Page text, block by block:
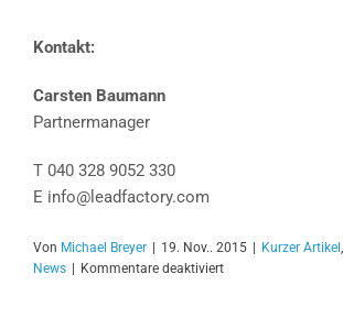
Kontakt:
Carsten Baumann
Partnermanager
T 040 328 9052 330
E info@leadfactory.com
Von Michael Breyer 19. Nov.. 2015 Kurzer Artikel ,
News
Kommentare deaktiviertfür